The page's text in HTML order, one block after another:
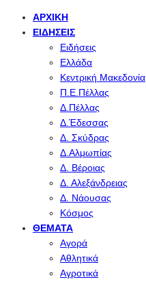
ΑΡΧΙΚΉ
ΕΙΔΉΣΕΙΣ
Ειδήσεις
Ελλάδα
Κεντρική Μακεδονία
Π.Ε.Πέλλας
Δ.Πέλλας
Δ.Έδεσσας
Δ. Σκύδρας
Δ.Αλμωπίας
Δ. Βέροιας
Δ. Αλεξάνδρειας
Δ. Νάουσας
Κόσμος
ΘΈΜΑΤΑ
Αγορά
Αθλητικά
Αγροτικά